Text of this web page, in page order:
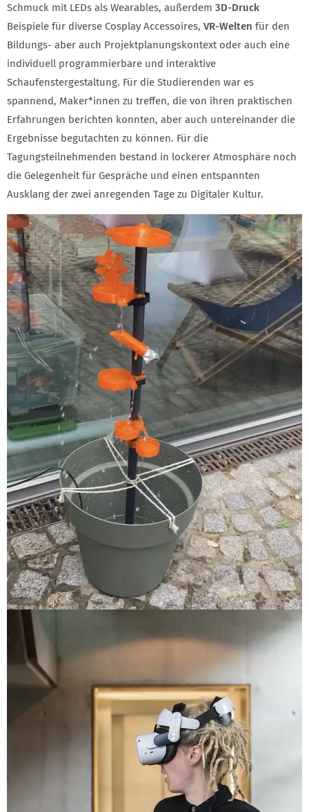
Schmuck mit LEDs als Wearables, außerdem 3D-Druck
Beispiele für diverse Cosplay Accessoires, VR-Welten für den
Bildungs- aber auch Projektplanungskontext oder auch eine
individuell programmierbare und interaktive
Schaufenstergestaltung. Für die Studierenden war es
spannend, Maker*innen zu treffen, die von ihren praktischen
Erfahrungen berichten konnten, aber auch untereinander die
Ergebnisse begutachten zu können. Für die
Tagungsteilnehmenden bestand in lockerer Atmosphäre noch
die Gelegenheit für Gespräche und einen entspannten
Ausklang der zwei anregenden Tage zu Digitaler Kultur.
GALERIE MAKER